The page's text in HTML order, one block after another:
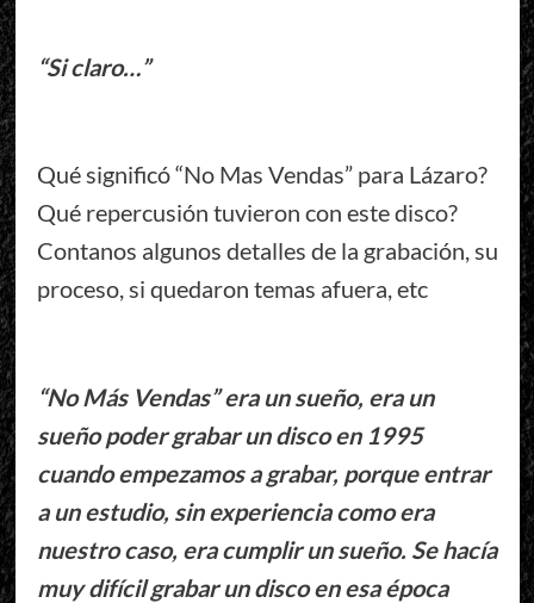
“Si claro…”
Qué significó “No Mas Vendas” para Lázaro?
Qué repercusión tuvieron con este disco?
Contanos algunos detalles de la grabación, su
proceso, si quedaron temas afuera, etc
“No Más Vendas” era un sueño, era un
sueño poder grabar un disco en 1995
cuando empezamos a grabar, porque entrar
a un estudio, sin experiencia como era
nuestro caso, era cumplir un sueño. Se hacía
muy difícil grabar un disco en esa época